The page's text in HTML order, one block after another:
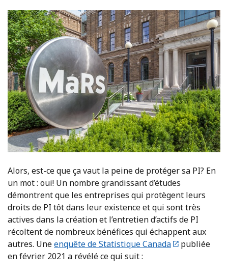
Alors, est-ce que ça vaut la peine de protéger sa PI? En
un mot : oui! Un nombre grandissant d’études
démontrent que les entreprises qui protègent leurs
droits de PI tôt dans leur existence et qui sont très
actives dans la création et l’entretien d’actifs de PI
récoltent de nombreux bénéfices qui échappent aux
autres. Uneenquête de Statistique Canada
publiée
en février 2021 a révélé ce qui suit :